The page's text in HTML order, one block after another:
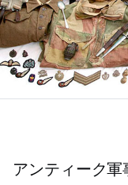
アンティーク